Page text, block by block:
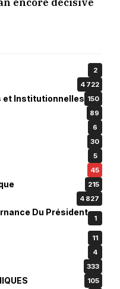
2
4 722
et Institutionnelles 150
89
6
30
5
45
215
4 827
Du Président
1
11
4
333
105